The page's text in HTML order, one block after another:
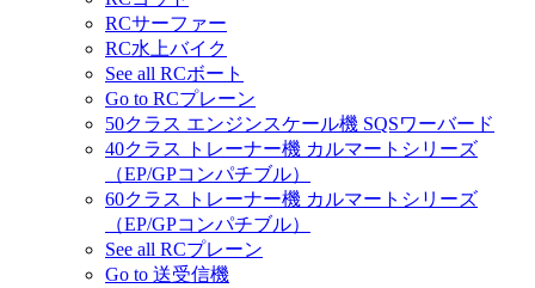
RCサーファー
RC水上バイク
See all RCボート
Go to RCプレーン
50クラス エンジンスケール機 SQSワーバード
40クラス トレーナー機 カルマートシリーズ
（EP/GPコンパチブル）
60クラス トレーナー機 カルマートシリーズ
（EP/GPコンパチブル）
See all RCプレーン
Go to 送受信機